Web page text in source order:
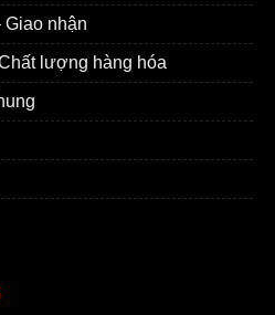
Giao nhận
lượng hàng hóa